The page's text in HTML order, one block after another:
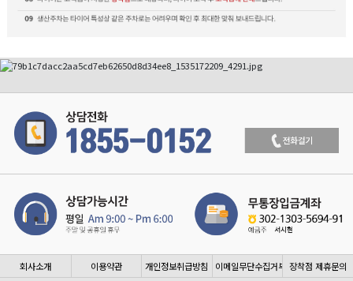
회사소개 이용약관 개인정보취급방침 이메일무단수집거부 장착점 제휴문의